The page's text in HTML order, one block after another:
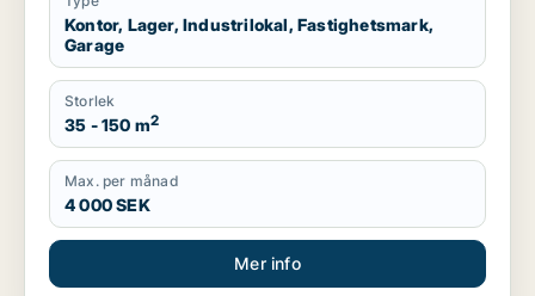
Kontor, Lager, Industrilokal, Fastighetsmark,
Garage
Storlek
35 - 150 m2
Max. per månad
4 000 SEK
Mer info